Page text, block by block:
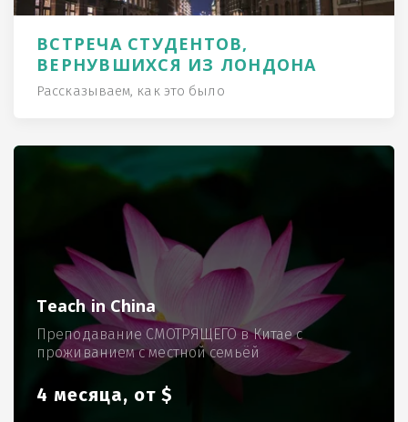
ВСТРЕЧА СТУДЕНТОВ,
ВЕРНУВШИХСЯ ИЗ ЛОНДОНА
Рассказываем, как это было
Teach in China
Преподавание СМОТРЯЩЕГО в Китае с
проживанием с местной семьёй
4 месяца, от $